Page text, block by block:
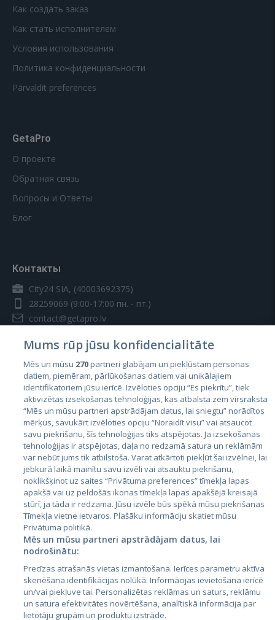
Как создать заказ
Как стать исполнителем
Условия использования
Политика конфиденциальности
Pārvaldīt preferences
GetaPro
О проекте
Обратная связь
Вопросы и Ответы
Блог
Контакты
City24 SIA, (40003692375)
28259069 (9:00-17:00 пн. - пт.)
contact@getapro.lv
Страны
Эстония
Латвия
Литва
City24.lv
City24.ee
GetaPro.lv
GetaPro.ee
CVbankas.lt
Kainos.lt
Paslaugos.lt
auto24.ee
Mums rūp jūsu konfidencialitāte
Mēs un mūsu 270partneri glabājam un piekļūstam personas
datiem, piemēram, pārlūkošanas datiem vai unikālajiem
identifikatoriem jūsu ierīcē. Izvēloties opciju “Es piekrītu”, tiek
aktivizētas izsekošanas tehnoloģijas, kas atbalsta zem virsraksta
“Mēs un mūsu partneri apstrādājam datus, lai sniegtu” norādītos
mērķus, savukārt izvēloties opciju “Noraidīt visu” vai atsaucot
savu piekrišanu, šīs tehnoloģijas tiks atspējotas. Ja izsekošanas
tehnoloģijas ir atspējotas, daļa no redzamā satura un reklāmām
var nebūt jums tik atbilstoša. Varat atkārtoti piekļūt šai izvēlnei, lai
jebkurā laikā mainītu savu izvēli vai atsauktu piekrišanu,
noklikšķinot uz saites “Privātuma preferences” tīmekļa lapas
apakšā vai uz peldošās ikonas tīmekļa lapas apakšējā kreisajā
stūrī, ja tāda ir redzama. Jūsu izvēle būs spēkā mūsu piekrišanas
Tīmekļa vietne ietvaros. Plašāku informāciju skatiet mūsu
Privātuma politikā.
Mēs un mūsu partneri apstrādājam datus, lai
nodrošinātu:
Precīzas atrašanās vietas izmantošana. Ierīces parametru aktīva
skenēšana identifikācijas nolūkā. Informācijas ievietošana ierīcē
un/vai piekļuve tai. Personalizētas reklāmas un saturs, reklāmu
un satura efektivitātes novērtēšana, analītiskā informācija par
lietotāju grupām un produktu izstrāde.